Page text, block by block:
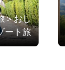
＞おし
ート旅